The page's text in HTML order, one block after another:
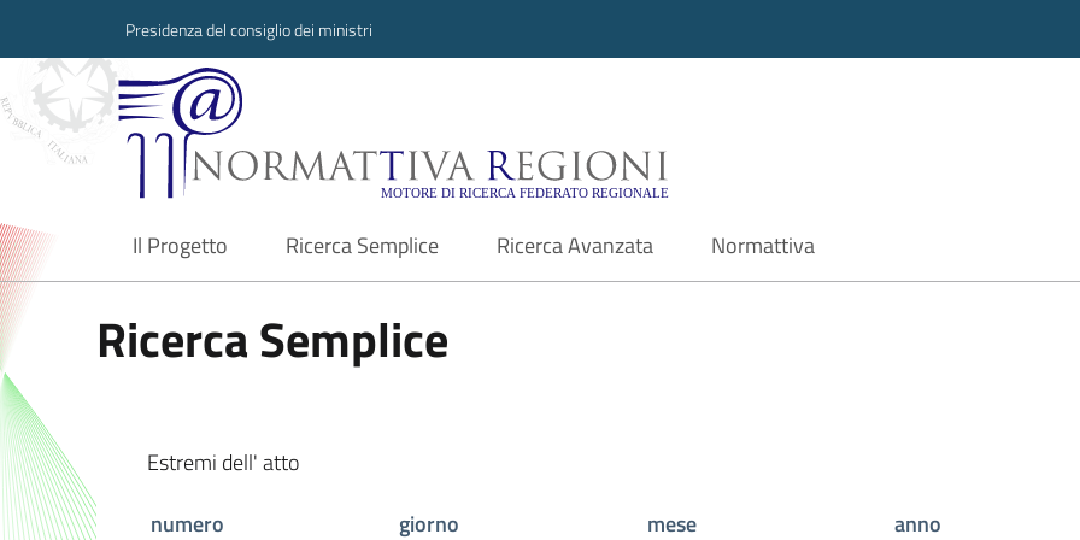
Presidenza del consiglio dei ministri
Normattiva Regioni - Motore di ricerca
Il Progetto
current Ricerca Semplice Ricerca Avanzata Normattiva
Ricerca Semplice
Estremi dell' atto
numero
giorno mese
anno